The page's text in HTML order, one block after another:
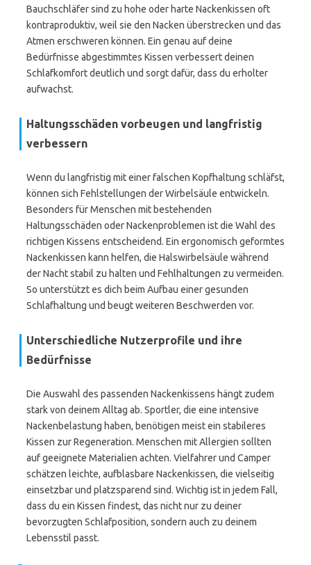
Bauchschläfer sind zu hohe oder harte Nackenkissen oft
kontraproduktiv, weil sie den Nacken überstrecken und das
Atmen erschweren können. Ein genau auf deine
Bedürfnisse abgestimmtes Kissen verbessert deinen
Schlafkomfort deutlich und sorgt dafür, dass du erholter
aufwachst.
Haltungsschäden vorbeugen und langfristig
verbessern
Wenn du langfristig mit einer falschen Kopfhaltung schläfst,
können sich Fehlstellungen der Wirbelsäule entwickeln.
Besonders für Menschen mit bestehenden
Haltungsschäden oder Nackenproblemen ist die Wahl des
richtigen Kissens entscheidend. Ein ergonomisch geformtes
Nackenkissen kann helfen, die Halswirbelsäule während
der Nacht stabil zu halten und Fehlhaltungen zu vermeiden.
So unterstützt es dich beim Aufbau einer gesunden
Schlafhaltung und beugt weiteren Beschwerden vor.
Unterschiedliche Nutzerprofile und ihre
Bedürfnisse
Die Auswahl des passenden Nackenkissens hängt zudem
stark von deinem Alltag ab. Sportler, die eine intensive
Nackenbelastung haben, benötigen meist ein stabileres
Kissen zur Regeneration. Menschen mit Allergien sollten
auf geeignete Materialien achten. Vielfahrer und Camper
schätzen leichte, aufblasbare Nackenkissen, die vielseitig
einsetzbar und platzsparend sind. Wichtig ist in jedem Fall,
dass du ein Kissen findest, das nicht nur zu deiner
bevorzugten Schlafposition, sondern auch zu deinem
Lebensstil passt.